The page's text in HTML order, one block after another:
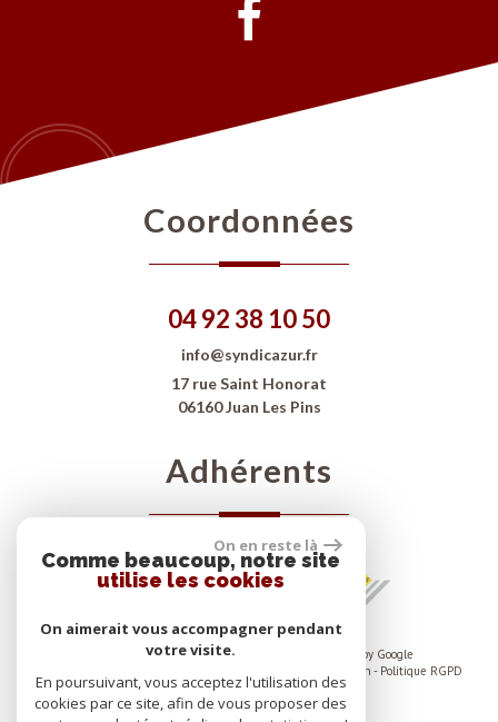
Coordonnées
04 92 38 10 50
info@syndicazur.fr
17 rue Saint Honorat
06160 Juan Les Pins
Adhérents
© 2026 | Tous droits réservés | Traduction powered by Google
Admin - Politique RGPD
Site internet compatible multi-supports,
On en reste là
Comme beaucoup, notre site
utilise les cookies
On aimerait vous accompagner pendant
votre visite.
En poursuivant, vous acceptez l'utilisation des
cookies par ce site, afin de vous proposer des